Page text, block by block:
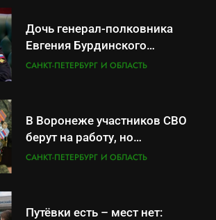
Дочь генерал-полковника
Евгения Бурдинского
оказывает платные услуги по
САНКТ-ПЕТЕРБУРГ И ОБЛАСТЬ
В Воронеже участников СВО
берут на работу, но
удержаться удаётся не всем
САНКТ-ПЕТЕРБУРГ И ОБЛАСТЬ
Путёвки есть – мест нет: